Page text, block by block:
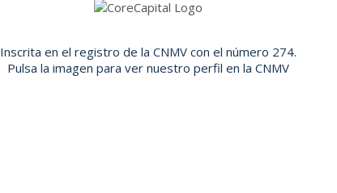
Inscrita en el registro de la CNMV con el número 274.
Pulsa la imagen para ver nuestro perfil en la CNMV